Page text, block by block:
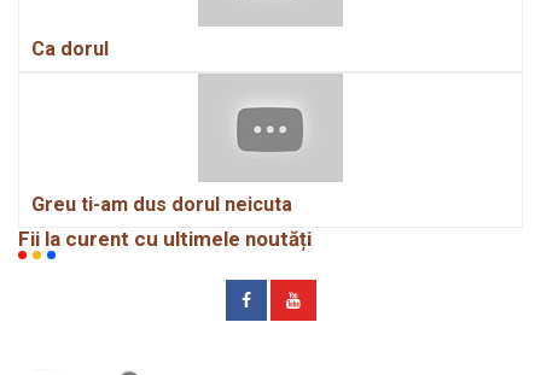
Ca dorul
Greu ti-am dus dorul neicuta
Fii la curent cu ultimele noutăți